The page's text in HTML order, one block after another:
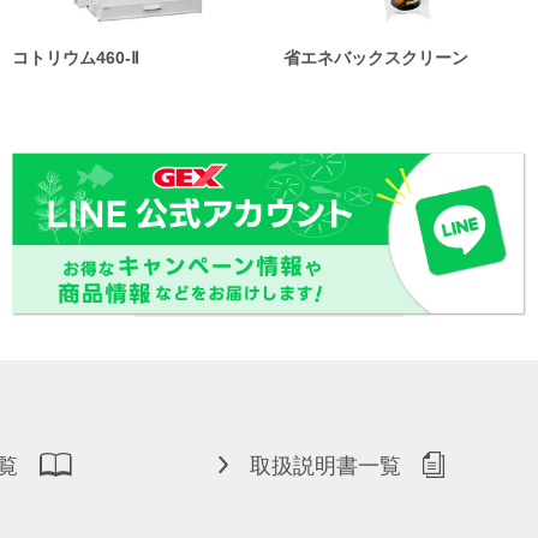
コトリウム460-Ⅱ 省エネバックスクリーン
取扱説明書一覧